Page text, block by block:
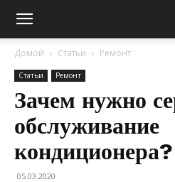
Домой Статьи Ремонт
Статьи Ремонт
Зачем нужно
обслуживание
кондиционера?
05.03.2020